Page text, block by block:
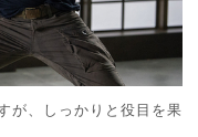
が、しっかりと役目を果